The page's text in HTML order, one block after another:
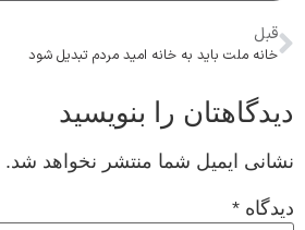
قبل
خانه ملت باید به خانه امید مردم تبدیل شود
دیدگاهتان را بنویسید
نشانی ایمیل شما منتشر نخواهد شد.
دیدگاه *